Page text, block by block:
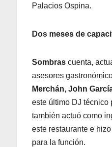
Palacios Ospina.
Dos meses de
Sombras cuenta,
asesores
Merchán, John
este último DJ técnico
también actuó como
este restaurante e
para la función.